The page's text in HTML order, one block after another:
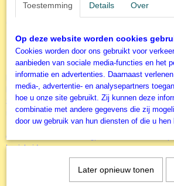
Productcode leverancier
Eurographics
67,5x49 cm
Zonnestelsel
Eurographics Legpuzzel
EUROGRAPHICS, opgericht in 1987, is
begin als kleine distributeur van posters tot zijn
belangrijke speler in de kunstuitgeverij en
zowel in Noord-Amerika als over de hele wereld.
magazijn is gevestigd in Montreal Canada. De
Eurographics zijn van een goede kwaliteit.
deze Het Zonnestelsel legpuzzel een uitermate
bezigheid.
Toestemming Details Over
Op deze website worden cookies
Cookies worden door ons gebruikt voor
aanbieden van sociale media-functies en het
informatie en advertenties. Daarnaast
media-, advertentie- en analysepartners
hoe u onze site gebruikt. Zij kunnen deze
combinatie met andere gegevens die zij
door uw gebruik van hun diensten of die u
Later opnieuw tonen